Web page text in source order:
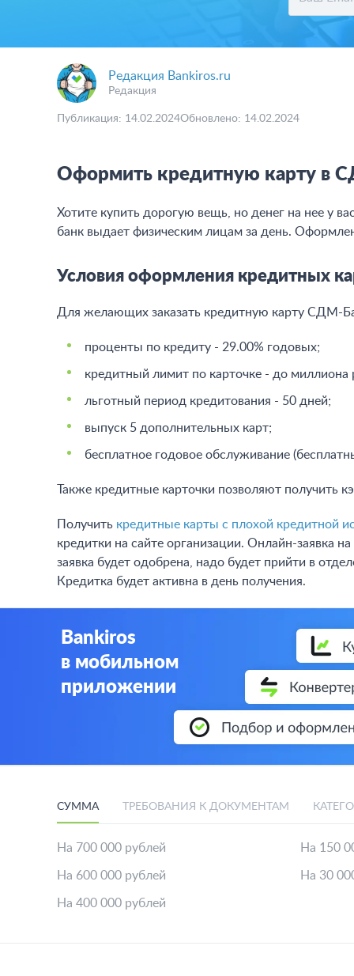
Редакция Bankiros.ru
Редакция
Публикация: 14.02.2024Обновлено: 14.02.2024
Оформить кредитную карту в
Хотите купить дорогую вещь, но денег на нее у
банк выдает физическим лицам за день.
Условия оформления кредитных
Для желающих заказать кредитную карту СДМ-
проценты по кредиту - 29.00% годовых;
кредитный лимит по карточке - до миллиона
льготный период кредитования - 50 дней;
выпуск 5 дополнительных карт;
бесплатное годовое обслуживание
Также кредитные карточки позволяют получить
Получить кредитные карты с плохой кредитной
кредитки на сайте организации. Онлайн-заявка
заявка будет одобрена, надо будет прийти в
Кредитка будет активна в день получения.
Bankiros
в мобильном
приложении
СУММА ТРЕБОВАНИЯ К ДОКУМЕНТАМ
На 700 000 рублей
На 600 000 рублей
На 400 000 рублей
На 150
На 30